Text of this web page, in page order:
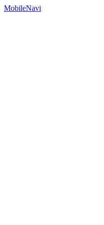
MobileNavi